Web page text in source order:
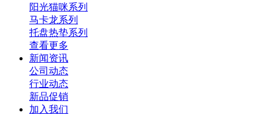
阳光猫咪系列
马卡龙系列
托盘热垫系列
查看更多
新闻资讯
公司动态
行业动态
新品促销
加入我们